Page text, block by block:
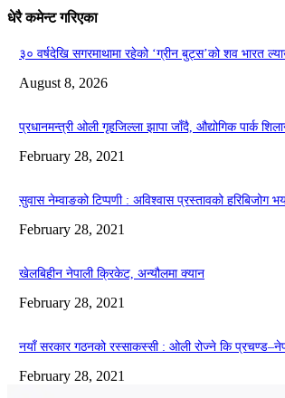
धेरै कमेन्ट गरिएका
३० वर्षदेखि सगरमाथामा रहेको ‘ग्रीन बुट्स’को शव भारत
August 8, 2026
प्रधानमन्त्री ओली गृहजिल्ला झापा जाँदै, औद्योगिक पार्क
February 28, 2021
सुवास नेम्वाङको टिप्पणी : अविश्वास प्रस्तावको हरिबिजोग
February 28, 2021
खेलबिहीन नेपाली क्रिकेट, अन्यौलमा क्यान
February 28, 2021
नयाँ सरकार गठनको रस्साकस्सी : ओली रोज्ने कि
February 28, 2021